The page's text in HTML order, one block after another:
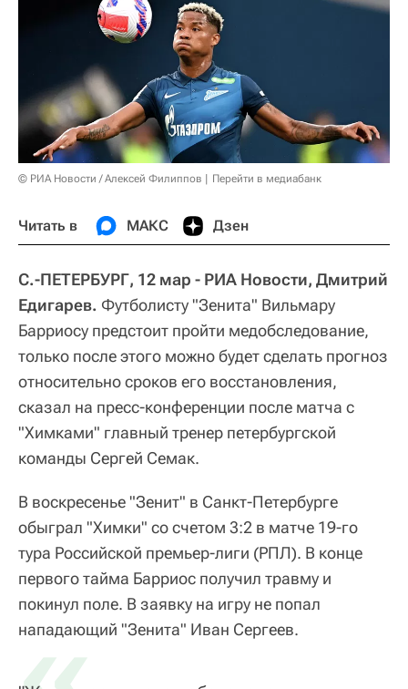
© РИА Новости / Алексей Филиппов Перейти в медиабанк
Читать в МАКС Дзен
С.-ПЕТЕРБУРГ, 12 мар - РИА Новости, Дмитрий
Едигарев. Футболисту "Зенита" Вильмару
Барриосу предстоит пройти медобследование,
только после этого можно будет сделать прогноз
относительно сроков его восстановления,
сказал на пресс-конференции после матча с
"Химками" главный тренер петербургской
команды Сергей Семак.
В воскресенье "Зенит" в Санкт-Петербурге
обыграл "Химки" со счетом 3:2 в матче 19-го
тура Российской премьер-лиги (РПЛ). В конце
первого тайма Барриос получил травму и
покинул поле. В заявку на игру не попал
нападающий "Зенита" Иван Сергеев.